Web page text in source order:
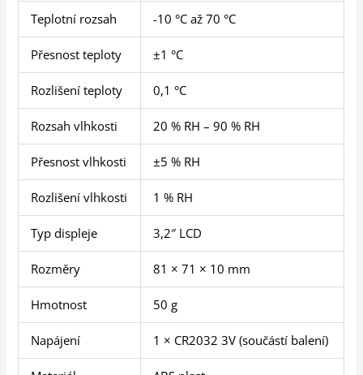
Teplotní rozsah -10 °C až 70 °C
Přesnost teploty ±1 °C
Rozlišení teploty 0,1 °C
Rozsah vlhkosti 20 % RH – 90 % RH
Přesnost vlhkosti ±5 % RH
Rozlišení vlhkosti 1 % RH
Typ displeje 3,2″ LCD
Rozměry 81 × 71 × 10 mm
Hmotnost 50 g
Napájení 1 × CR2032 3V (součástí balení)